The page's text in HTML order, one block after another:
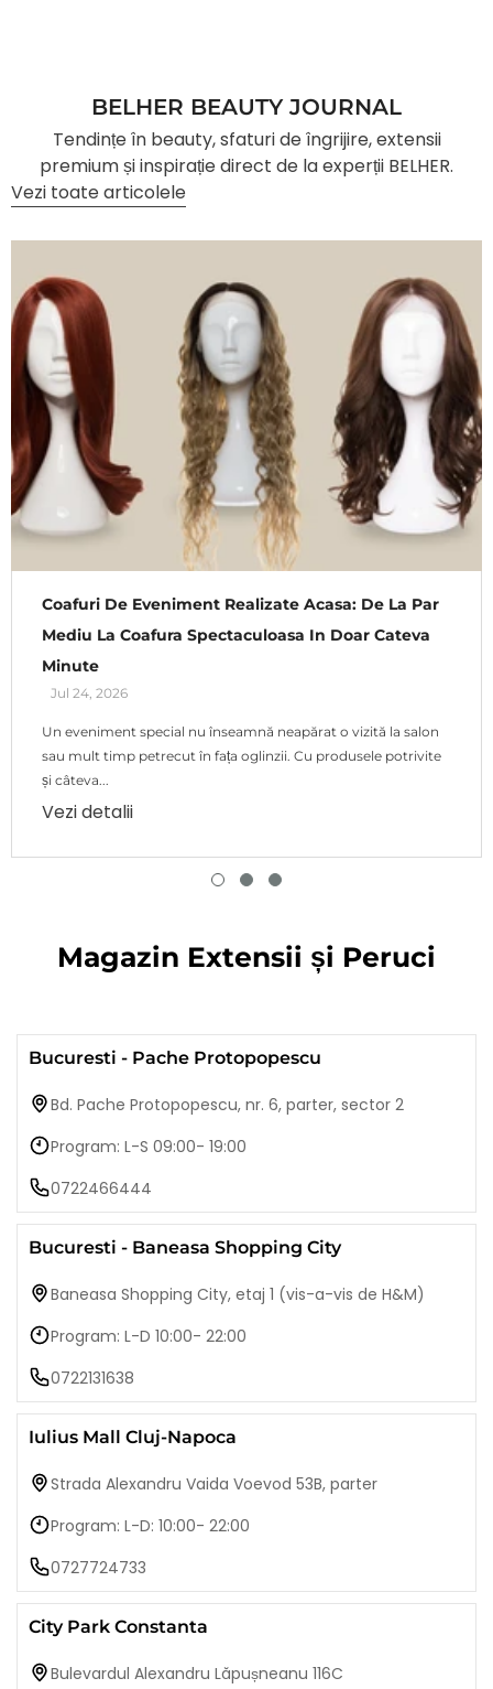
BELHER BEAUTY JOURNAL
Tendințe în beauty, sfaturi de îngrijire, extensii
premium și inspirație direct de la experții BELHER.
Vezi toate articolele
Coafuri De Eveniment Realizate Acasa: De La Par
Mediu La Coafura Spectaculoasa In Doar Cateva
Minute
Jul 24, 2026
Un eveniment special nu înseamnă neapărat o vizită la salon
sau mult timp petrecut în fața oglinzii. Cu produsele potrivite
și câteva...
Vezi detalii
Magazin Extensii și Peruci
Bucuresti - Pache Protopopescu
Bd. Pache Protopopescu, nr. 6, parter, sector 2
Program: L-S 09:00- 19:00
0722466444
Bucuresti - Baneasa Shopping City
Baneasa Shopping City, etaj 1 (vis-a-vis de H&M)
Program: L-D 10:00- 22:00
0722131638
Iulius Mall Cluj-Napoca
Strada Alexandru Vaida Voevod 53B, parter
Program: L-D: 10:00- 22:00
0727724733
City Park Constanta
Bulevardul Alexandru Lăpușneanu 116C